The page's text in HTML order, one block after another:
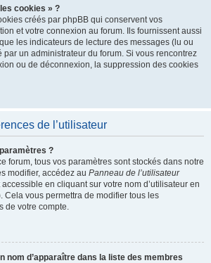
cookies » ?
créés par phpBB qui conservent vos
et votre connexion au forum. Ils fournissent aussi
les indicateurs de lecture des messages (lu ou
par un administrateur du forum. Si vous rencontrez
ou de déconnexion, la suppression des cookies
de l’utilisateur
?
forum, tous vos paramètres sont stockés dans notre
modifier, accédez au Panneau de l’utilisateur
en cliquant sur votre nom d’utilisateur en
Cela vous permettra de modifier tous les
de votre compte.
nom d’apparaître dans la liste des membres